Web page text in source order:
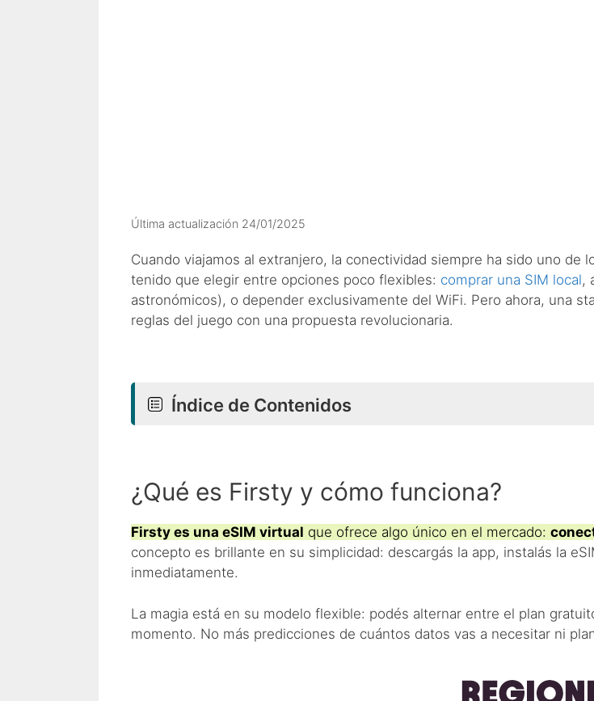
Última actualización 24/01/2025
Cuando viajamos al extranjero, la conectividad siempre ha sido uno de
tenido que elegir entre opciones poco flexibles: comprar una SIM local,
astronómicos), o depender exclusivamente del WiFi. Pero ahora, una
reglas del juego con una propuesta revolucionaria.
Índice de Contenidos
¿Qué es Firsty y cómo funciona?
Firsty es una eSIM virtual que ofrece algo único en el mercado:
concepto es brillante en su simplicidad: descargás la app, instalás la
inmediatamente.
La magia está en su modelo flexible: podés alternar entre el plan
momento. No más predicciones de cuántos datos vas a necesitar ni